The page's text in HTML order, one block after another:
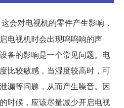
会对电视机的零件产生影响，
电视机时会出现呜呜响的声
备的影响是一个常见问题。电
比较敏感，当湿度较高时，可
漏等问题，从而产生噪音。因
时候，应该尽量减少开启电视